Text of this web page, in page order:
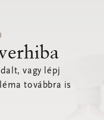
vagy lépj
továbbra is